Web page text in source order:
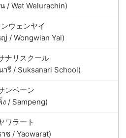
/ Wat Welurachin)
ウェンヤイ
ญ่ / Wongwian Yai)
ナリスクール
ารี / Suksanari School)
ンペーン
ง / Sampeng)
ワラート
าช / Yaowarat)